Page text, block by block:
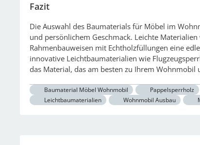
Fazit
Die Auswahl des Baumaterials für Möbel im
und persönlichem Geschmack. Leichte
Rahmenbauweisen mit Echtholzfüllungen eine
innovative Leichtbaumaterialien wie
das Material, das am besten zu Ihrem Wohnmobil
Baumaterial Möbel Wohnmobil Pappelsperrholz
Leichtbaumaterialien
Wohnmobil Ausbau